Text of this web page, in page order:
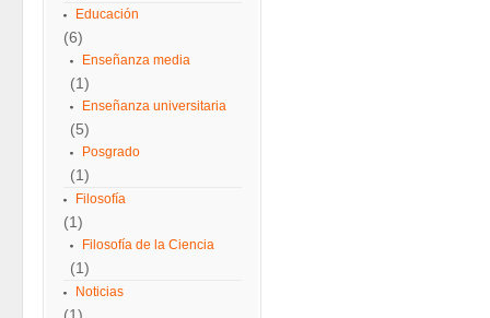
Educación
(6)
Enseñanza media
(1)
Enseñanza universitaria
(5)
Posgrado
(1)
Filosofía
(1)
Filosofía de la Ciencia
(1)
Noticias